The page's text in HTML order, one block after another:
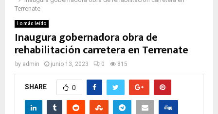
Terrenate
Lo más leído
Inaugura gobernadora obra de
rehabilitación carretera en Terrenate
by admin junio 13, 2023 0 815
SHARE 0